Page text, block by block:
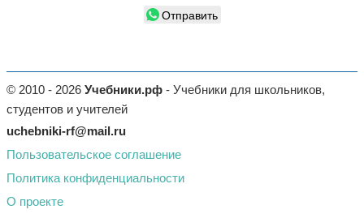
Отправить
© 2010 - 2026 Учебники.рф - Учебники для школьников,
студентов и учителей
uchebniki-rf@mail.ru
Пользовательское соглашение
Политика конфиденциальности
О проекте